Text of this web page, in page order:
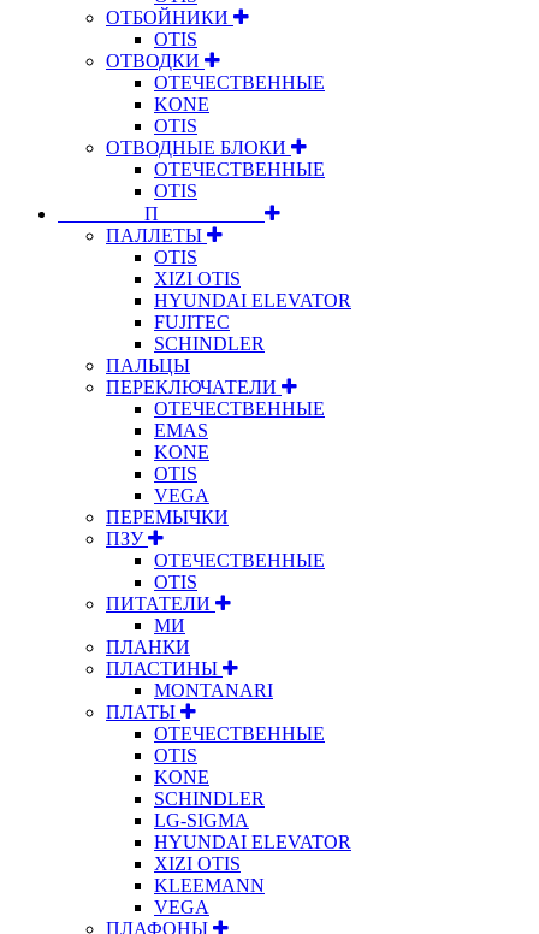
ОТБОЙНИКИ
OTIS
ОТВОДКИ
ОТЕЧЕСТВЕННЫЕ
KONE
OTIS
ОТВОДНЫЕ БЛОКИ
ОТЕЧЕСТВЕННЫЕ
OTIS
⠀⠀⠀⠀⠀⠀П⠀⠀⠀⠀⠀⠀⠀
ПАЛЛЕТЫ
OTIS
XIZI OTIS
HYUNDAI ELEVATOR
FUJITEC
SCHINDLER
ПАЛЬЦЫ
ПЕРЕКЛЮЧАТЕЛИ
ОТЕЧЕСТВЕННЫЕ
EMAS
KONE
OTIS
VEGA
ПЕРЕМЫЧКИ
ПЗУ
ОТЕЧЕСТВЕННЫЕ
OTIS
ПИТАТЕЛИ
МИ
ПЛАНКИ
ПЛАСТИНЫ
MONTANARI
ПЛАТЫ
ОТЕЧЕСТВЕННЫЕ
OTIS
KONE
SCHINDLER
LG-SIGMA
HYUNDAI ELEVATOR
XIZI OTIS
KLEEMANN
VEGA
ПЛАФОНЫ